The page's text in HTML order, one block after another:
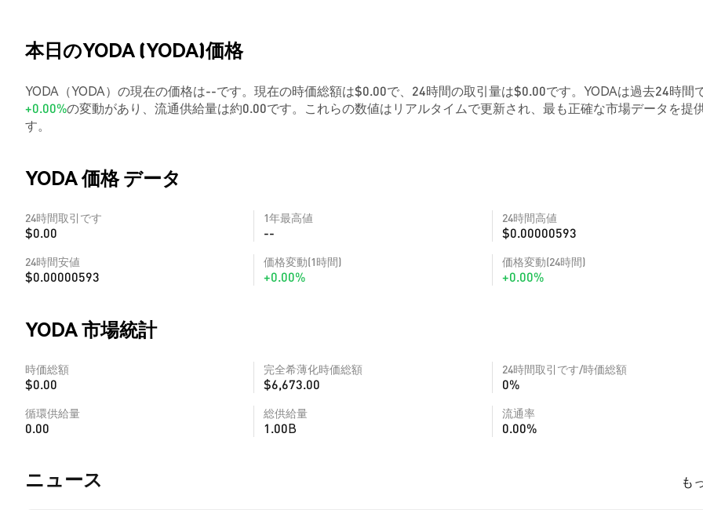
本日のYODA (YODA)価格
YODA（YODA）の現在の価格は--です。現在の時価総額は$0.00で、24時間の取引量は$0.00です。YODAは過去24時間
+0.00%の変動があり、流通供給量は約0.00です。これらの数値はリアルタイムで更新され、最も正確な市場データを提
す。
YODA 価格 データ
24時間取引です
$0.00
1年最高値
--
24時間高値
$0.00000593
24時間安値
$0.00000593
価格変動(1時間)
+0.00%
価格変動(24時間)
+0.00%
YODA 市場統計
時価総額
$0.00
完全希薄化時価総額
$6,673.00
24時間取引です/時価総額
0%
循環供給量
0.00
総供給量
1.00B
流通率
0.00%
​​ニュース​​ も